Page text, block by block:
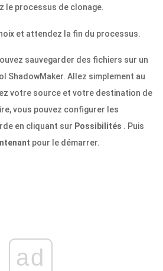
le processus de clonage.
et attendez la fin du processus.
sauvegarder des fichiers sur un
ShadowMaker. Allez simplement au
votre source et votre destination de
vous pouvez configurer les
en cliquant sur Possibilités . Puis
pour le démarrer.
ad